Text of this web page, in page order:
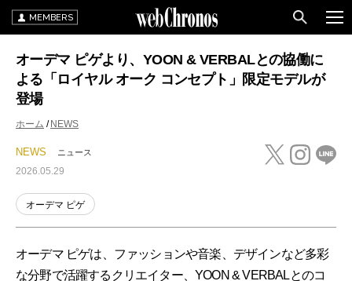
MEMBERS
オーデマ ピゲより、YOON & VERBALとの協働に
よる「ロイヤル オーク コンセプト」限定モデルが
登場
ホーム NEWS
NEWS ニュース
2026.05.29
オーデマ ピゲ
オーデマ ピゲは、ファッションや音楽、デザインなど多彩
な分野で活躍するクリエイター、YOON & VERBALとのコ